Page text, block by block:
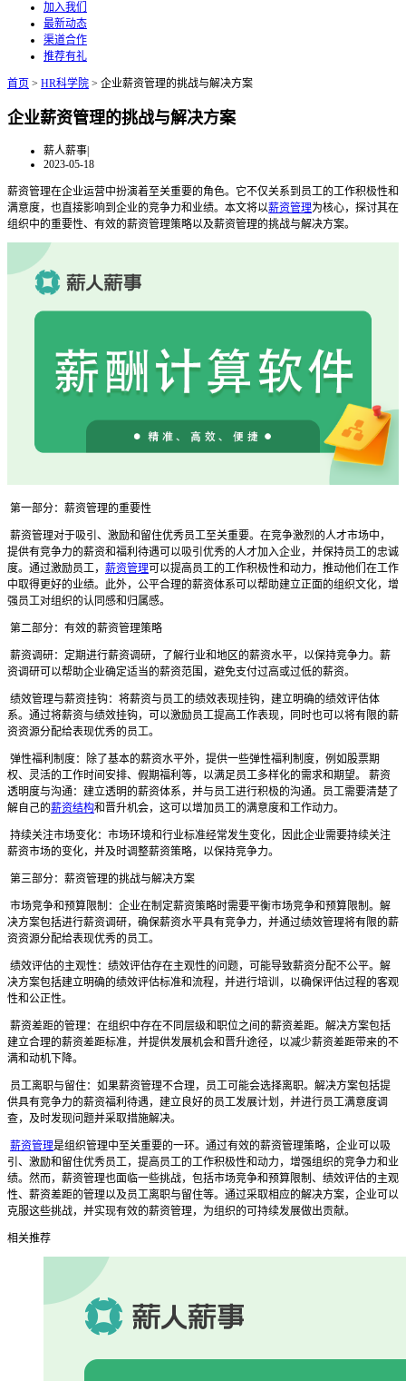
加入我们
最新动态
渠道合作
推荐有礼
首页 > HR科学院 > 企业薪资管理的挑战与解决方案
企业薪资管理的挑战与解决方案
薪人薪事|
2023-05-18
薪资管理在企业运营中扮演着至关重要的角色。它不仅关系到员工的工作积极性和
满意度，也直接影响到企业的竞争力和业绩。本文将以薪资管理为核心，探讨其在
组织中的重要性、有效的薪资管理策略以及薪资管理的挑战与解决方案。
第一部分：薪资管理的重要性
薪资管理对于吸引、激励和留住优秀员工至关重要。在竞争激烈的人才市场中，
提供有竞争力的薪资和福利待遇可以吸引优秀的人才加入企业，并保持员工的忠诚
度。通过激励员工， 薪资管理可以提高员工的工作积极性和动力，推动他们在工作
中取得更好的业绩。此外，公平合理的薪资体系可以帮助建立正面的组织文化，增
强员工对组织的认同感和归属感。
第二部分：有效的薪资管理策略
薪资调研：定期进行薪资调研，了解行业和地区的薪资水平，以保持竞争力。薪
资调研可以帮助企业确定适当的薪资范围，避免支付过高或过低的薪资。
绩效管理与薪资挂钩：将薪资与员工的绩效表现挂钩，建立明确的绩效评估体
系。通过将薪资与绩效挂钩，可以激励员工提高工作表现，同时也可以将有限的薪
资资源分配给表现优秀的员工。
弹性福利制度：除了基本的薪资水平外，提供一些弹性福利制度，例如股票期
权、灵活的工作时间安排、假期福利等，以满足员工多样化的需求和期望。 薪资
透明度与沟通：建立透明的薪资体系，并与员工进行积极的沟通。员工需要清楚了
解自己的薪资结构和晋升机会，这可以增加员工的满意度和工作动力。
持续关注市场变化：市场环境和行业标准经常发生变化，因此企业需要持续关注
薪资市场的变化，并及时调整薪资策略，以保持竞争力。
第三部分：薪资管理的挑战与解决方案
市场竞争和预算限制：企业在制定薪资策略时需要平衡市场竞争和预算限制。解
决方案包括进行薪资调研，确保薪资水平具有竞争力，并通过绩效管理将有限的薪
资资源分配给表现优秀的员工。
绩效评估的主观性：绩效评估存在主观性的问题，可能导致薪资分配不公平。解
决方案包括建立明确的绩效评估标准和流程，并进行培训，以确保评估过程的客观
性和公正性。
薪资差距的管理：在组织中存在不同层级和职位之间的薪资差距。解决方案包括
建立合理的薪资差距标准，并提供发展机会和晋升途径，以减少薪资差距带来的不
满和动机下降。
员工离职与留住：如果薪资管理不合理，员工可能会选择离职。解决方案包括提
供具有竞争力的薪资福利待遇，建立良好的员工发展计划，并进行员工满意度调
查，及时发现问题并采取措施解决。
薪资管理是组织管理中至关重要的一环。通过有效的薪资管理策略，企业可以吸
引、激励和留住优秀员工，提高员工的工作积极性和动力，增强组织的竞争力和业
绩。然而，薪资管理也面临一些挑战，包括市场竞争和预算限制、绩效评估的主观
性、薪资差距的管理以及员工离职与留住等。通过采取相应的解决方案，企业可以
克服这些挑战，并实现有效的薪资管理，为组织的可持续发展做出贡献。
相关推荐